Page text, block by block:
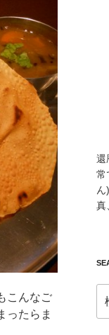
こんなご
ったらま
還
常
ん
真
索: